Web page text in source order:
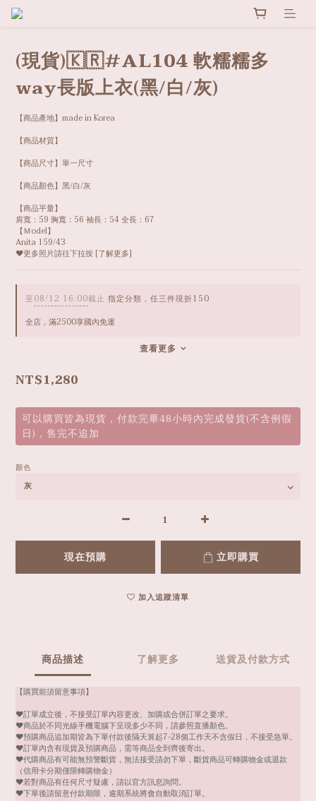
(現貨)🇰🇷#AL104 軟糯糯多
way長版上衣(黑/白/灰)
【商品產地】made in Korea
【商品材質】
【商品尺寸】單一尺寸
【商品顏色】黑/白/灰
【商品平量】
肩寬：59 胸寬：56 袖長：54 全長：67
【Ｍodel】
Anita 159/43
❤️更多照片請往下拉按 [了解更多]
至08/12 16:00截止 指定分類，任三件現折150
全店，滿2500享國內免運
查看更多
NT$1,280
可以購買皆為現貨，付款完畢48小時內完成發貨(不含例假
日)，售完不追加
顏色
現在預購 立即購買
加入追蹤清單
商品描述 了解更多 送貨及付款方式
【購買前須留意事項】
❤️訂單成立後，不接受訂單內容更改、加購或合併訂單之要求。
❤️商品於不同光線手機電腦下呈現多少不同，請參照直播顏色。
❤️預購商品追加期皆為下單付款後隔天算起7-28個工作天不含假日，不接受急單。
❤️訂單內含有現貨及預購商品，需等商品全到齊後寄出。
❤️代購商品有可能無預警斷貨，無法接受請勿下單，斷貨商品可轉購物金或退款
（信用卡分期僅限轉購物金）
❤️若對商品有任何尺寸疑慮，請以官方訊息詢問。
❤️下單後請留意付款期限，逾期系統將會自動取消訂單。